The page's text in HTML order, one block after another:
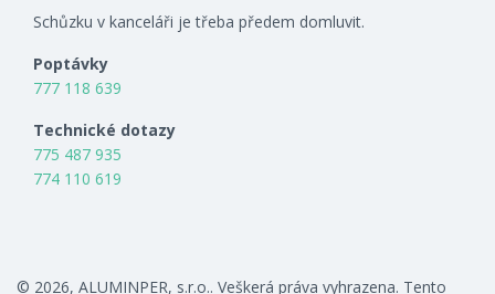
Schůzku v kanceláři je třeba předem domluvit.
Poptávky
777 118 639
Technické dotazy
775 487 935
774 110 619
© 2026, ALUMINPER, s.r.o.. Veškerá práva vyhrazena. Tento